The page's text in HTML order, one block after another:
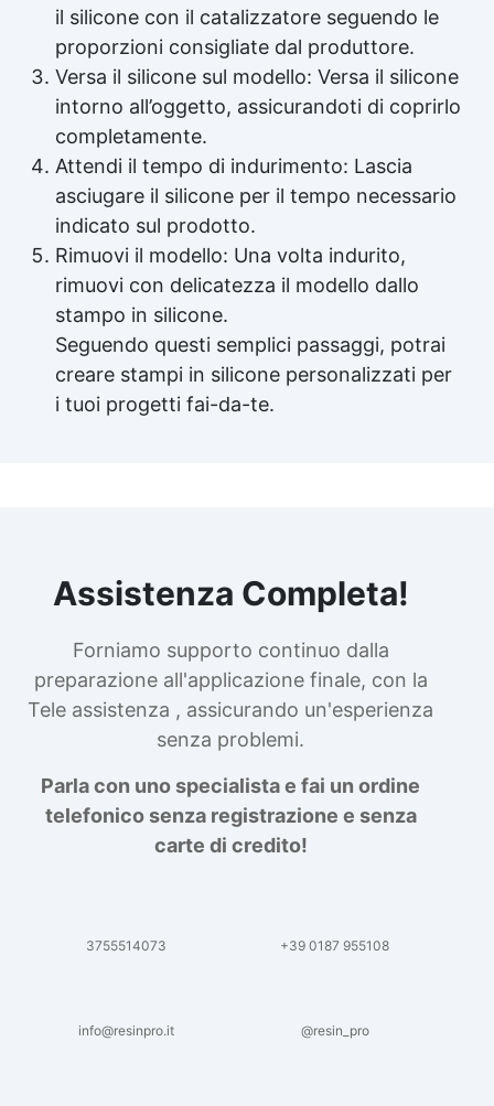
il silicone con il catalizzatore seguendo le
proporzioni consigliate dal produttore.
Versa il silicone sul modello: Versa il silicone
intorno all’oggetto, assicurandoti di coprirlo
completamente.
Attendi il tempo di indurimento: Lascia
asciugare il silicone per il tempo necessario
indicato sul prodotto.
Rimuovi il modello: Una volta indurito,
rimuovi con delicatezza il modello dallo
stampo in silicone.
Seguendo questi semplici passaggi, potrai
creare stampi in silicone personalizzati per
i tuoi progetti fai-da-te.
Assistenza Completa!
Forniamo supporto continuo dalla
preparazione all'applicazione finale, con la
Tele assistenza , assicurando un'esperienza
senza problemi.
Parla con uno specialista e fai un ordine
telefonico senza registrazione e senza
carte di credito!
3755514073 +39 0187 955108
info@resinpro.it @resin_pro